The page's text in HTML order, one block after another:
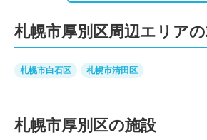
札幌市厚別区周辺エリア
札幌市白石区 札幌市清田区
札幌市厚別区の施設